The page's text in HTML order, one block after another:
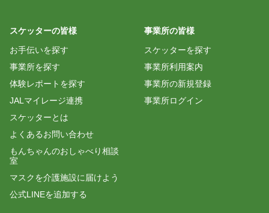
スケッターの皆様
お手伝いを探す
事業所を探す
体験レポートを探す
JALマイレージ連携
スケッターとは
よくあるお問い合わせ
もんちゃんのおしゃべり相談
室
マスクを介護施設に届けよう
公式LINEを追加する
事業所の皆様
スケッターを探す
事業所利用案内
事業所の新規登録
事業所ログイン